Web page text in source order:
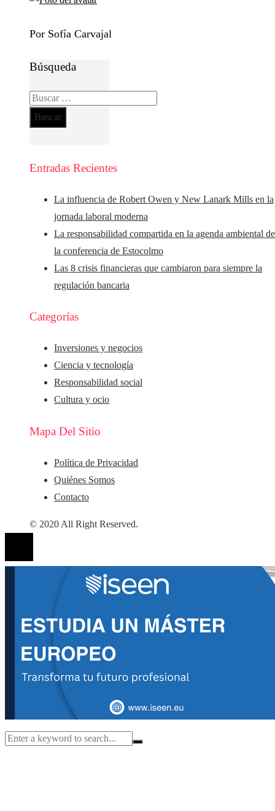
Por Sofía Carvajal
Búsqueda
Buscar:
Entradas Recientes
La influencia de Robert Owen y New Lanark Mills en la
jornada laboral moderna
La responsabilidad compartida en la agenda ambiental
la conferencia de Estocolmo
Las 8 crisis financieras que cambiaron para siempre la
regulación bancaria
Categorías
Inversiones y negocios
Ciencia y tecnología
Responsabilidad social
Cultura y ocio
Mapa Del Sitio
Política de Privacidad
Quiénes Somos
Contacto
© 2020 All Right Reserved.